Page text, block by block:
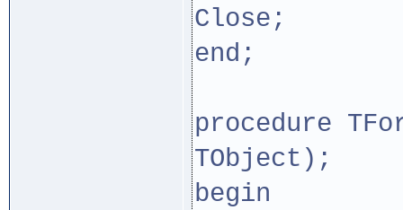
Close;
end;
procedure
TObject);
begin